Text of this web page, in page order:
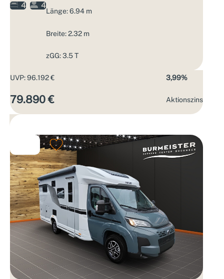
4
4
Länge: 6.94 m
Breite: 2.32 m
zGG: 3.5 T
UVP: 96.192 €
79.890 €
3,99%
Aktions­zins